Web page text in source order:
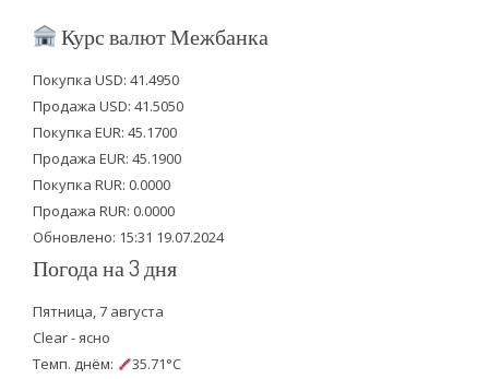
i
t
e
r
c
b
o
o
k
u
u
b
e
Курс валют Межбанка
Покупка USD: 41.4950
Продажа USD: 41.5050
Покупка EUR: 45.1700
Продажа EUR: 45.1900
Покупка RUR: 0.0000
Продажа RUR: 0.0000
Обновлено: 15:31 19.07.2024
Погода на 3 дня
Пятница, 7 августа
Clear - ясно
Темп. днём:
35.71°C